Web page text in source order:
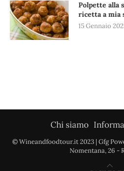
Polpette alla
ricetta a mia
15 Gennaio
Chi siamo
© Wineandfoodtour.it 2023 | Gfg
Nomentana, 26 -